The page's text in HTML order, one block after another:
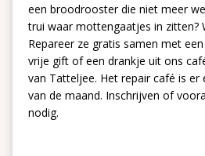
een broodrooster die niet meer
trui waar mottengaatjes in zitten?
Repareer ze gratis samen met
vrije gift of een drankje uit ons
van Tatteljee. Het repair café is er
van de maand. Inschrijven of
nodig.